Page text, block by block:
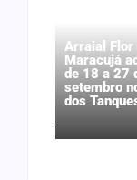
Arraial Flor
Maracujá
de 18 a 27
setembro
dos